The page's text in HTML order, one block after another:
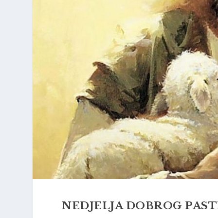
NEDJELJA DOBROG